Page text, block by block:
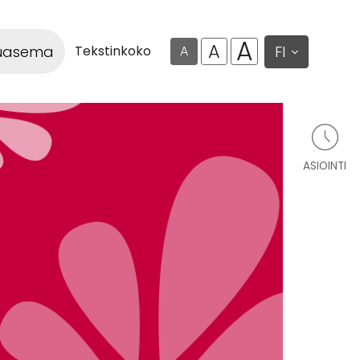
Tekstinkoko A A A FI
ASIOINTI